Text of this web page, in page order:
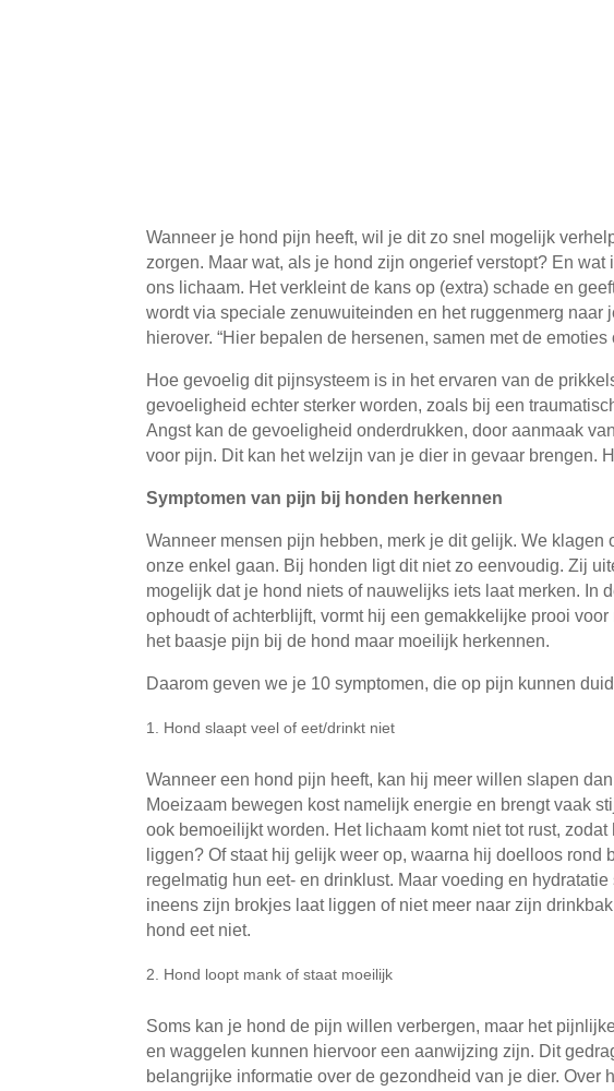
Wanneer je hond pijn heeft, wil je dit zo snel mogelijk
zorgen. Maar wat, als je hond zijn ongerief verstopt? En
ons lichaam. Het verkleint de kans op (extra) schade en
wordt via speciale zenuwuiteinden en het ruggenmerg naar
hierover. “Hier bepalen de hersenen, samen met de
Hoe gevoelig dit pijnsysteem is in het ervaren van de
gevoeligheid echter sterker worden, zoals bij een
Angst kan de gevoeligheid onderdrukken, door aanmaak
voor pijn. Dit kan het welzijn van je dier in gevaar brengen.
Symptomen van pijn bij honden herkennen
Wanneer mensen pijn hebben, merk je dit gelijk. We
onze enkel gaan. Bij honden ligt dit niet zo eenvoudig. Zij
mogelijk dat je hond niets of nauwelijks iets laat merken. In
ophoudt of achterblijft, vormt hij een gemakkelijke prooi
het baasje pijn bij de hond maar moeilijk herkennen.
Daarom geven we je 10 symptomen, die op pijn kunnen
Hond slaapt veel of eet/drinkt niet
Wanneer een hond pijn heeft, kan hij meer willen slapen
Moeizaam bewegen kost namelijk energie en brengt vaak
ook bemoeilijkt worden. Het lichaam komt niet tot rust,
liggen? Of staat hij gelijk weer op, waarna hij doelloos
regelmatig hun eet- en drinklust. Maar voeding en
ineens zijn brokjes laat liggen of niet meer naar zijn
hond eet niet.
Hond loopt mank of staat moeilijk
Soms kan je hond de pijn willen verbergen, maar het
en waggelen kunnen hiervoor een aanwijzing zijn. Dit
belangrijke informatie over de gezondheid van je dier.